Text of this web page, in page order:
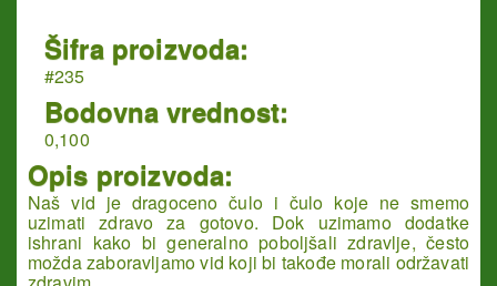
Šifra proizvoda:
#235
Bodovna vrednost:
0,100
Opis proizvoda:
Naš vid je dragoceno čulo i čulo koje ne smemo
uzimati zdravo za gotovo. Dok uzimamo dodatke
ishrani kako bi generalno poboljšali zdravlje, često
možda zaboravljamo vid koji bi takođe morali održavati